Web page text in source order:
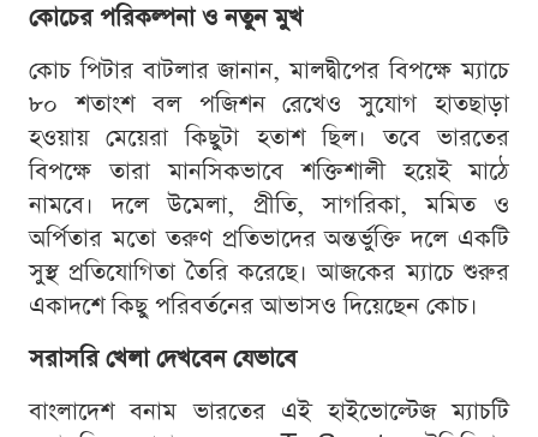
কোচের পরিকল্পনা ও নতুন মুখ
কোচ পিটার বাটলার জানান, মালদ্বীপের বিপক্ষে ম্যাচে
৮০ শতাংশ বল পজিশন রেখেও সুযোগ হাতছাড়া
হওয়ায় মেয়েরা কিছুটা হতাশ ছিল। তবে ভারতের
বিপক্ষে তারা মানসিকভাবে শক্তিশালী হয়েই মাঠে
নামবে। দলে উমেলা, প্রীতি, সাগরিকা, মমিত ও
অর্পিতার মতো তরুণ প্রতিভাদের অন্তর্ভুক্তি দলে একটি
সুস্থ প্রতিযোগিতা তৈরি করেছে। আজকের ম্যাচে শুরুর
একাদশে কিছু পরিবর্তনের আভাসও দিয়েছেন কোচ।
সরাসরি খেলা দেখবেন যেভাবে
বাংলাদেশ বনাম ভারতের এই হাইভোল্টেজ ম্যাচটি